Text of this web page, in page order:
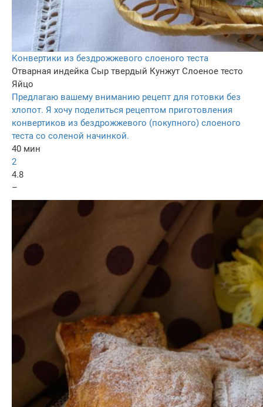
Конвертики из бездрожжевого слоеного теста
Отварная индейка Сыр твердый Кунжут Слоеное тесто
Яйцо
Предлагаю вашему вниманию рецепт для готовки без
хлопот. Я хочу поделиться рецептом приготовления
конвертиков из бездрожжевого (покупного) слоеного
теста со соленой начинкой.
40 мин
2
4.8
–